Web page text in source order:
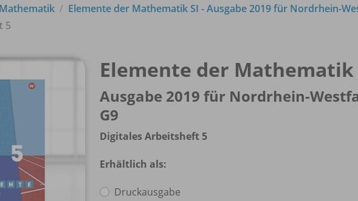
Elemente der Mathematik SI - Ausgabe 2019 für Nordrhein-
5
Elemente der Mathematik
Ausgabe 2019 für Nordrhein-
G9
Digitales Arbeitsheft 5
Erhältlich als:
Druckausgabe